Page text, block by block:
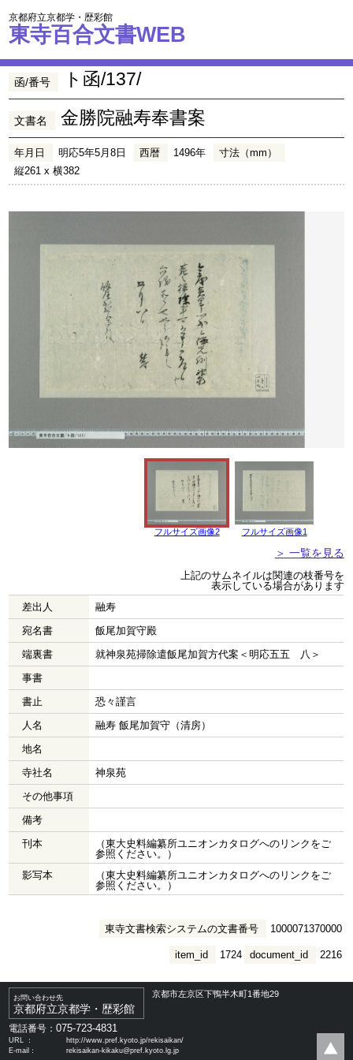
京都府立京都学・歴彩館
東寺百合文書WEB
函/番号 ト函/137/
文書名 金勝院融寿奉書案
年月日 明応5年5月8日 西暦 1496年
寸法（mm）
縦261 x 横382
フルサイズ画像2 フルサイズ画像1
＞ 一覧を見る
上記のサムネイルは関連の枝番号を
表示している場合があります
差出人
融寿
宛名書
飯尾加賀守殿
端裏書
就神泉苑掃除遣飯尾加賀方代案＜明応五五 八＞
事書
書止
恐々謹言
人名
融寿 飯尾加賀守（清房）
地名
寺社名
神泉苑
その他事項
備考
刊本
（東大史料編纂所ユニオンカタログへのリンクをご
参照ください。）
影写本
（東大史料編纂所ユニオンカタログへのリンクをご
参照ください。）
東寺文書検索システムの文書番号 1000071370000
document_id 2216
item_id 1724
お問い合わせ先
京都府立京都学・歴彩館
京都市左京区下鴨半木町1番地29
電話番号：075-723-4831
URL ：
http://www.pref.kyoto.jp/rekisaikan/
E-mail：
rekisaikan-kikaku@pref.kyoto.lg.jp